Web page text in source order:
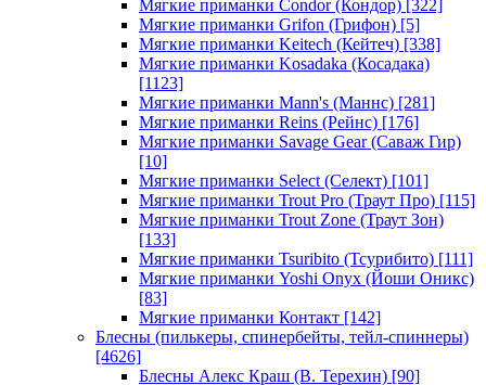
Мягкие приманки Condor (Кондор) [322]
Мягкие приманки Grifon (Грифон) [5]
Мягкие приманки Keitech (Кейтеч) [338]
Мягкие приманки Kosadaka (Косадака)
[1123]
Мягкие приманки Mann's (Маннс) [281]
Мягкие приманки Reins (Рейнс) [176]
Мягкие приманки Savage Gear (Саваж Гир)
[10]
Мягкие приманки Select (Селект) [101]
Мягкие приманки Trout Pro (Траут Про) [115]
Мягкие приманки Trout Zone (Траут Зон)
[133]
Мягкие приманки Tsuribito (Тсурибито) [111]
Мягкие приманки Yoshi Onyx (Йоши Оникс)
[83]
Мягкие приманки Контакт [142]
Блесны (пилькеры, спинербейты, тейл-спиннеры)
[4626]
Блесны Алекс Краш (В. Терехин) [90]